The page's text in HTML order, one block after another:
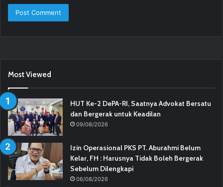
Most Viewed
HUT Ke-2 DePA-RI, Saatnya Advokat Bersatu
dan Bergerak untuk Keadilan
09/08/2026
Izin Operasional PKS PT. Aburahmi Belum
Kelar, FH : Harusnya Tidak Boleh Bergerak
Sebelum Dilengkapi
06/08/2026